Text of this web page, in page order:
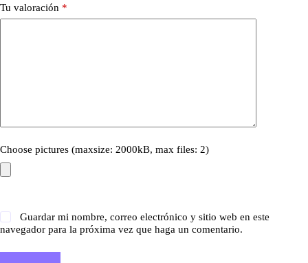
Tu valoración *
Choose pictures (maxsize: 2000kB, max files: 2)
Guardar mi nombre, correo electrónico y sitio web en este
navegador para la próxima vez que haga un comentario.